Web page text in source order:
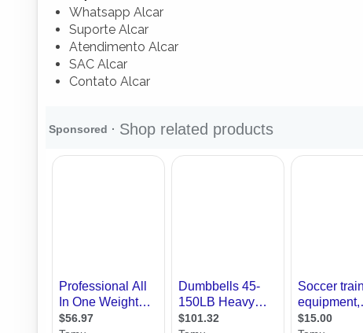
Whatsapp Alcar
Suporte Alcar
Atendimento Alcar
SAC Alcar
Contato Alcar